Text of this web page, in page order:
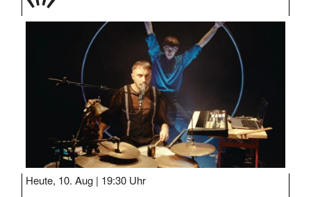
TAGE
Heute, 10. Aug | 19:30 Uhr